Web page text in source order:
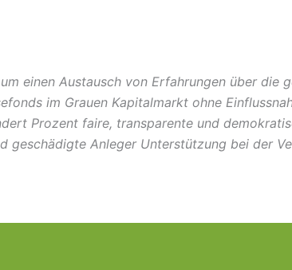
einen Austausch von Erfahrungen über die
im Grauen Kapitalmarkt ohne
Prozent faire, transparente und
geschädigte Anleger Unterstützung bei der